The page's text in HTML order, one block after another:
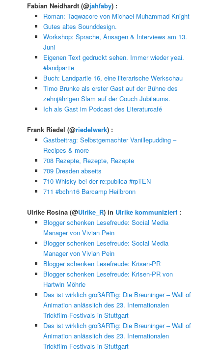
Fabian Neidhardt(@jahfaby) :
Roman: Taqwacore von Michael Muhammad Knight
Gutes altes Sounddesign.
Workshop: Sprache, Ansagen & Interviews am 13.
Juni
Eigenen Text gedruckt sehen. Immer wieder yeai.
#landpartie
Buch: Landpartie 16, eine literarische Werkschau
Timo Brunke als erster Gast auf der Bühne des
zehnjährigen Slam auf der Couch Jubiläums.
Ich als Gast im Podcast des Literaturcafé
Frank Riedel(@riedelwerk) :
Gastbeitrag: Selbstgemachter Vanillepudding –
Recipes & more
708 Rezepte, Rezepte, Rezepte
709 Dresden abseits
710 Whisky bei der re:publica #rpTEN
711 #bchn16 Barcamp Heilbronn
Ulrike Rosina(@Ulrike_R) in Ulrike kommuniziert :
Blogger schenken Lesefreude: Social Media
Manager von Vivian Pein
Blogger schenken Lesefreude: Social Media
Manager von Vivian Pein
Blogger schenken Lesefreude: Krisen-PR
Blogger schenken Lesefreude: Krisen-PR von
Hartwin Möhrle
Das ist wirklich großARTig: Die Breuninger – Wall of
Animation anlässlich des 23. Internationalen
Trickfilm-Festivals in Stuttgart
Das ist wirklich großARTig: Die Breuninger – Wall of
Animation anlässlich des 23. Internationalen
Trickfilm-Festivals in Stuttgart